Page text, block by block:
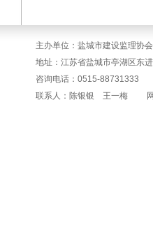
主办单位：盐城市建设监理协
地址：江苏省盐城市亭湖区东
咨询电话：0515-
联系人：陈银银 王一梅